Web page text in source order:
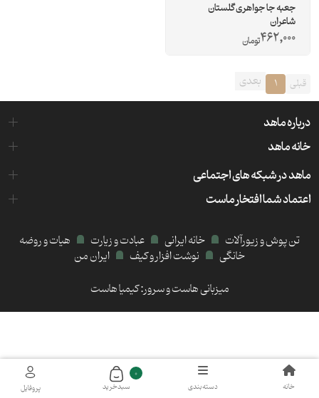
جعبه جا جواهری گلستان
شاعران
462,000تومان
قبلی 1 بعدی
درباره ماهد
خانه ماهد
ماهد در شبکه های اجتماعی
اعتماد شما افتخار ماست
تن پوش و زیورآلات خانه ایرانی عبادت و زیارت
هیات و روضه
خانگی
نوشت افزار و کیف
ایران من
میزبانی هاست و سرور:کیمیا هاست
خانه دسته‌بندی
0
سبد‌خرید پروفایل